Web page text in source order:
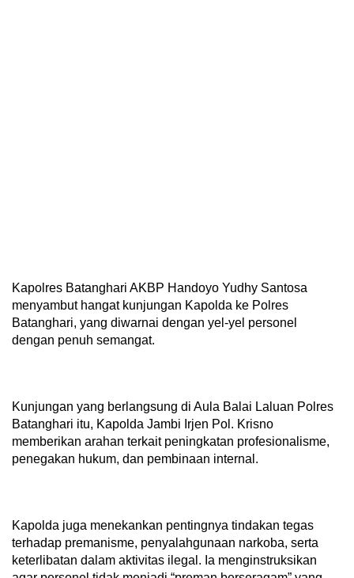
Kapolres Batanghari AKBP Handoyo Yudhy Santosa
menyambut hangat kunjungan Kapolda ke Polres
Batanghari, yang diwarnai dengan yel-yel personel
dengan penuh semangat.
Kunjungan yang berlangsung di Aula Balai Laluan Polres
Batanghari itu, Kapolda Jambi Irjen Pol. Krisno
memberikan arahan terkait peningkatan profesionalisme,
penegakan hukum, dan pembinaan internal.
Kapolda juga menekankan pentingnya tindakan tegas
terhadap premanisme, penyalahgunaan narkoba, serta
keterlibatan dalam aktivitas ilegal. Ia menginstruksikan